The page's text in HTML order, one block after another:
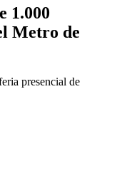
1.000
Metro de
presencial de